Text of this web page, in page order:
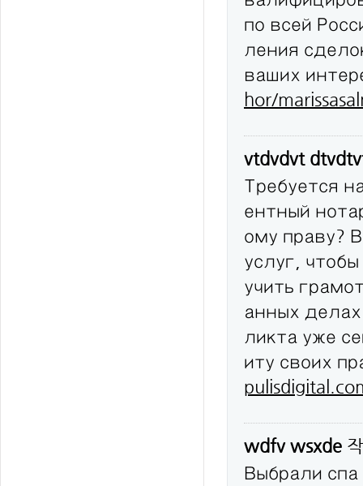
по всей
ления
ваших
hor/
vtdvdvt
Требуется
ентный
ому праву?
услуг,
учить
анных
ликта уже
иту своих
wdfv wsxde
Выбрали